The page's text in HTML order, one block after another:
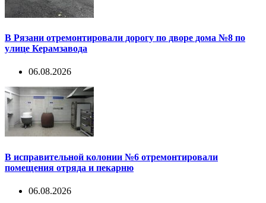
В Рязани отремонтировали дорогу по дворе дома №8 по
улице Керамзавода
06.08.2026
В исправительной колонии №6 отремонтировали
помещения отряда и пекарню
06.08.2026